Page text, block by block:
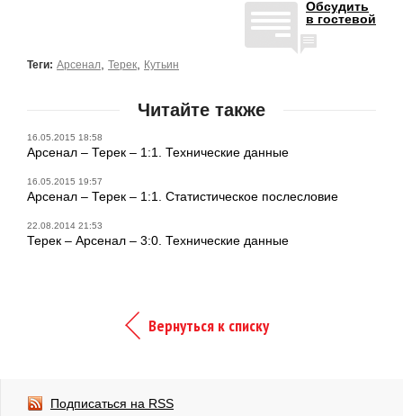
Обсудить
в гостевой
Теги: Арсенал Терек Кутьин
Читайте также
16.05.2015 18:58
Арсенал – Терек – 1:1. Технические данные
16.05.2015 19:57
Арсенал – Терек – 1:1. Статистическое послесловие
22.08.2014 21:53
Терек – Арсенал – 3:0. Технические данные
Вернуться к списку
Подписаться на RSS